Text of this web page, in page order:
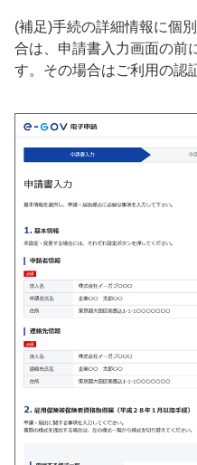
(補足)手続の詳細情報に個
合は、申請書入力画面の前
す。その場合はご利用の認